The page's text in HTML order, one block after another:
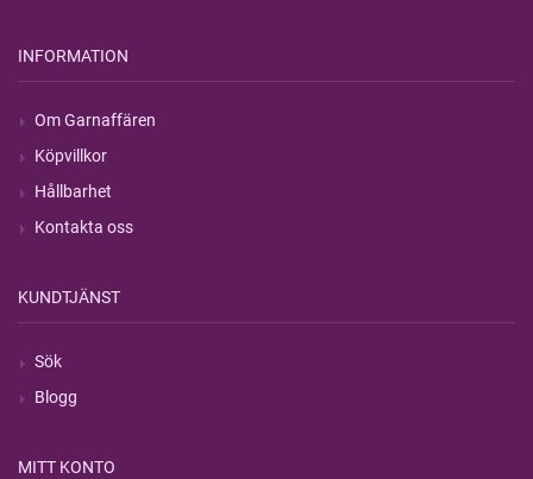
INFORMATION
Om Garnaffären
Köpvillkor
Hållbarhet
Kontakta oss
KUNDTJÄNST
Sök
Blogg
MITT KONTO